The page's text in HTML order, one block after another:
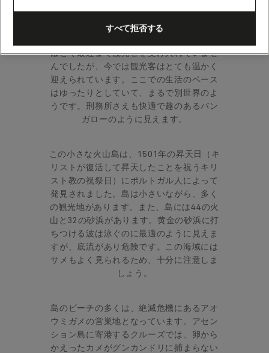
主な集落と港はジョージタウンにあり、人
はごく最近まで観光客を受け入れていませ
んでしたが、今では観光客はとても温かく
迎えられています。ここでの生活のペース
はゆったりとしていて、まるで別世界のよ
うです。刑務所さえも快適で趣のあるバン
ガローのように見えます。
この小さな火山島は、1501年の昇天日（キ
リストが復活して昇天したことを祝うキリ
スト教の祝祭日）にポルトガル人によって
発見されました。島は小さいながら、多く
の観光地があります。また、島には44の火
山と32の砂浜があります。黄金の砂浜に打
ちつける波は泳ぐのに最適のように見えま
すが、底流があり危険です。この海域には
サメもよく見られるため、十分に注意しま
しょう。
島のビーチの多くは、絶滅危機にあるアオ
ウミガメの営巣地となっています。アセン
ション島に寄港するクルーズでは、卵から
かえったカメがグンカンドリに捕まらない
すべて拒否する